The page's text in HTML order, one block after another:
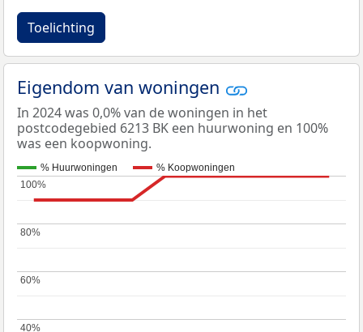
Toelichting
Eigendom van woningen
In 2024 was 0,0% van de woningen in het
postcodegebied 6213 BK een huurwoning en 100%
was een koopwoning.
% Huurwoningen % Koopwoningen
40%
40%
60%
60%
80%
80%
100%
100%